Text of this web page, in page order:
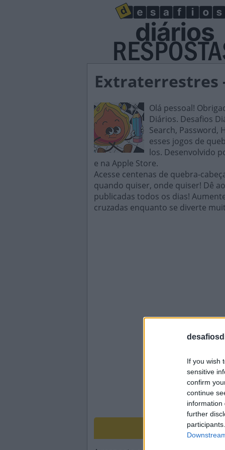
If you wish
sensitive
confirm
continue
information
further
Extraterrestres
Olá pessoal!
Diários. Desafios
Search, Password,
esses jogos de
los. Desenvolvido
e na Apple Store.
Acesse centenas de quebra-
quando quiser, onde quiser! Dê
publicadas todos os dias!
cruzadas enquanto se diverte